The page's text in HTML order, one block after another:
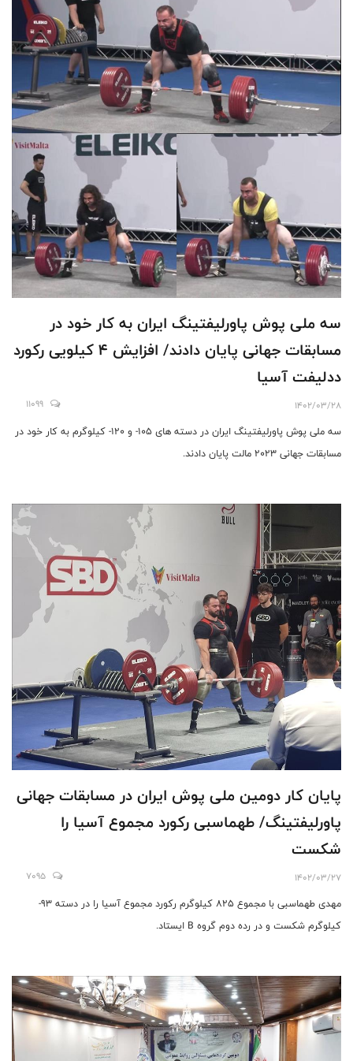
سه ملی پوش پاورلیفتینگ ایران به کار خود در
مسابقات جهانی پایان دادند/ افزایش 4 کیلویی رکورد
ددلیفت آسیا
1402/03/28
11099
سه ملی پوش پاورلیفتینگ ایران در دسته های 105- و 120- کیلوگرم به کار خود در
مسابقات جهانی 2023 مالت پایان دادند.
پايان كار دومين ملى پوش ايران در مسابقات جهانى
پاورليفتينگ/ طهماسبى ركورد مجموع آسيا را
شكست
1402/03/27
7095
مهدى طهماسبى با مجموع ٨٢٥ كيلوگرم ركورد مجموع آسيا را در دسته ٩٣-
كيلوگرم شكست و در رده دوم گروه B ايستاد.